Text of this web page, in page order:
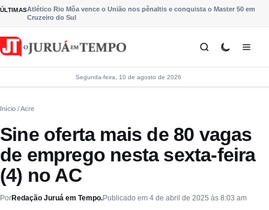
Pular para o conteúdo
ÚLTIMASAtlético Rio Môa vence o União nos pênaltis e conquista o Master 50 em
Cruzeiro do Sul
Segunda-feira, 10 de agosto de 2026
Início / Acre
Sine oferta mais de 80 vagas
de emprego nesta sexta-feira
(4) no AC
PorRedação Juruá em Tempo.Publicado em 4 de abril de 2025 às 8:03 am